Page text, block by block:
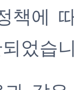
책에
었습